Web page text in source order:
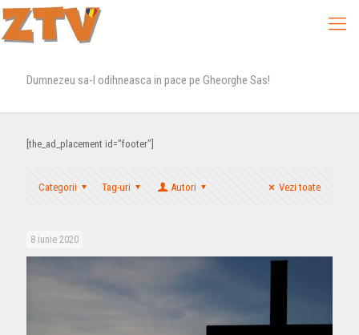
Dumnezeu sa-l odihneasca in pace pe Gheorghe Sas!
[the_ad_placement id="footer"]
Categorii Tag-uri Autori Vezi toate
8 iunie 2020